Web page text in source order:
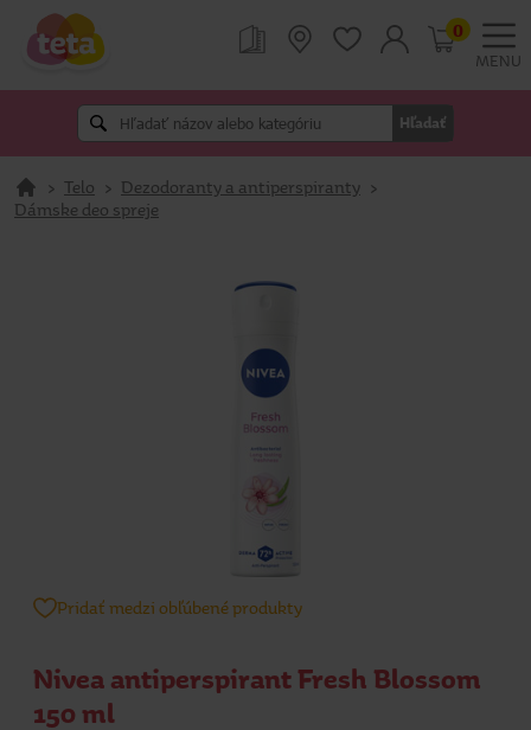
MENU
Hľadať
0
> Telo > Dezodoranty a antiperspiranty
>
Dámske deo spreje
Pridať medzi obľúbené produkty
Nivea antiperspirant Fresh Blossom
150 ml